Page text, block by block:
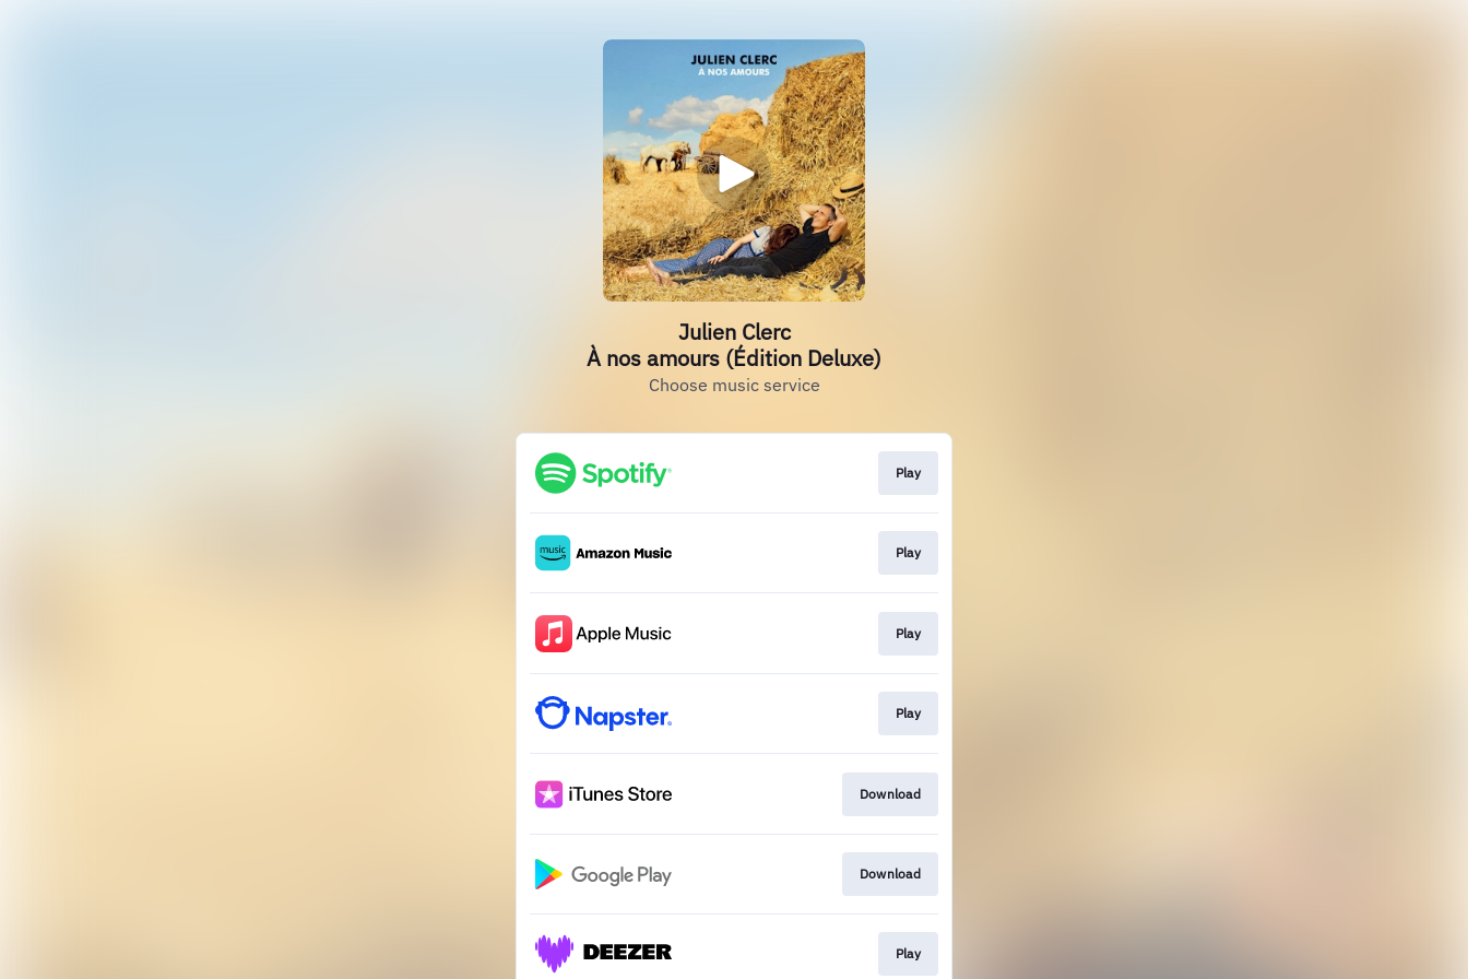
Julien Clerc
À nos amours (Édition Deluxe)
Choose music service
Play
Play
Play
Play
Download
Download
Play